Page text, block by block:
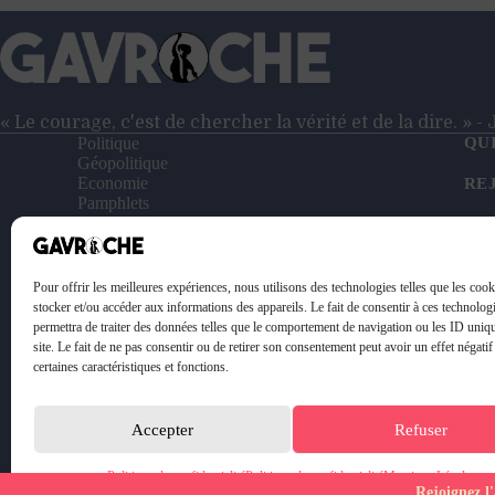
Pour offrir les meilleures expériences, nous utilisons des technologies telles que les
stocker et/ou accéder aux informations des appareils. Le fait de consentir à ces
permettra de traiter des données telles que le comportement de navigation ou les ID
site. Le fait de ne pas consentir ou de retirer son consentement peut avoir un effet
certaines caractéristiques et fonctions.
Accepter Refuser
Politique de confidentialitéPolitique de confidentialitéMentions Légales
« Le courage, c'est de chercher la vérité et de la dire. » -
Politique
Géopolitique
Economie
Pamphlets
Entretiens
Reportages
Le Petit Gavroche